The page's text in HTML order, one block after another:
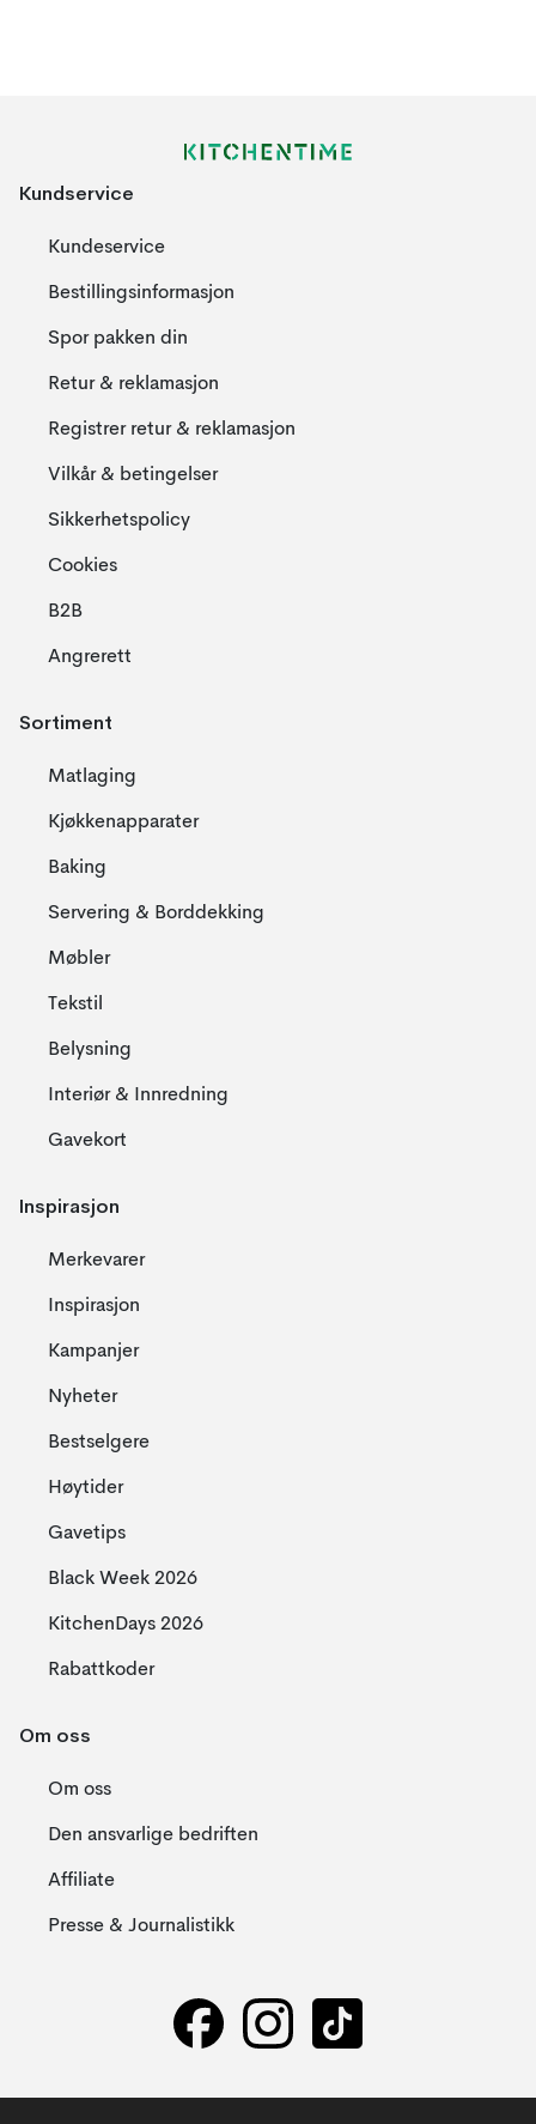
Kundservice
Kundeservice
Bestillingsinformasjon
Spor pakken din
Retur & reklamasjon
Registrer retur & reklamasjon
Vilkår & betingelser
Sikkerhetspolicy
Cookies
B2B
Angrerett
Sortiment
Matlaging
Kjøkkenapparater
Baking
Servering & Borddekking
Møbler
Tekstil
Belysning
Interiør & Innredning
Gavekort
Inspirasjon
Merkevarer
Inspirasjon
Kampanjer
Nyheter
Bestselgere
Høytider
Gavetips
Black Week 2026
KitchenDays 2026
Rabattkoder
Om oss
Om oss
Den ansvarlige bedriften
Affiliate
Presse & Journalistikk